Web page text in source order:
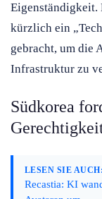
Eigenständigkeit.
kürzlich ein
gebracht, um die
Infrastruktur zu
Südkorea
LESEN SIE AUCH:
Recastia: KI